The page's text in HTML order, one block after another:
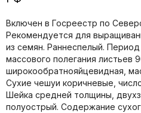
Включен в Госреестр по
Рекомендуется для
из семян. Раннеспелый.
массового полегания листьев
широкообратнояйцевидная,
Сухие чешуи коричневые,
Шейка средней толщины,
полуострый. Содержание